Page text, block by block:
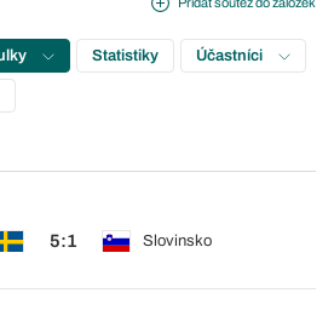
Statistiky Účastníci
5:1 Slovinsko